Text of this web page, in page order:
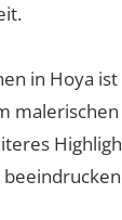
in Hoya